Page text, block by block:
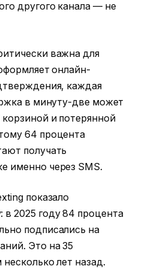
другого канала — не
важна для
онлайн-
каждая
в минуту-две может
и потерянной
64 процента
получать
именно через SMS.
показало
2025 году 84 процента
подписались на
Это на 35
лет назад.